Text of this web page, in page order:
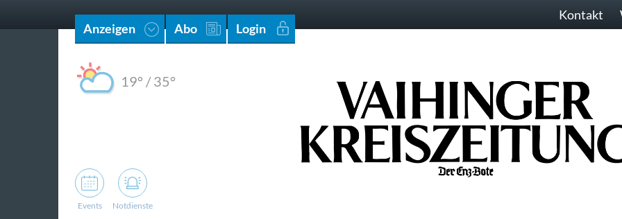
Anzeigen Abo Login
Kontakt
19° /35°
Events Notdienste